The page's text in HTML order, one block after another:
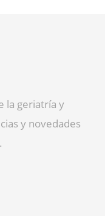
la geriatría y
y novedades